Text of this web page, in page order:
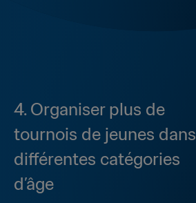
4. Organiser plus de
tournois de jeunes dans
différentes catégories
d’âge